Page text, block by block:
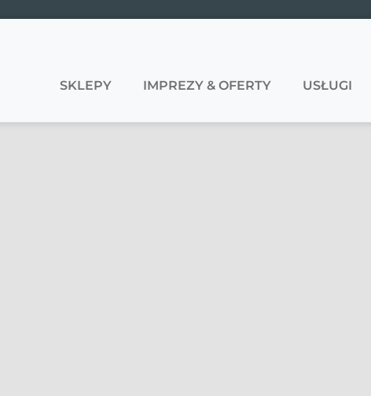
SKLEPY IMPREZY & OFERTY USŁUGI